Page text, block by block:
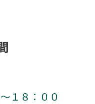
１８：００